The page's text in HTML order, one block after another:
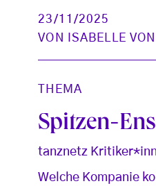
23/11/2025
VON
ISABELLE
THEMA
Spitzen-
tanznetz
Welche Kompanie